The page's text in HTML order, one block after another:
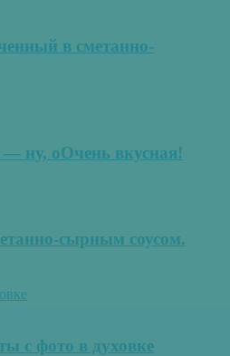
в сметанно-
оОчень вкусная!
сырным соусом.
с фото в духовке